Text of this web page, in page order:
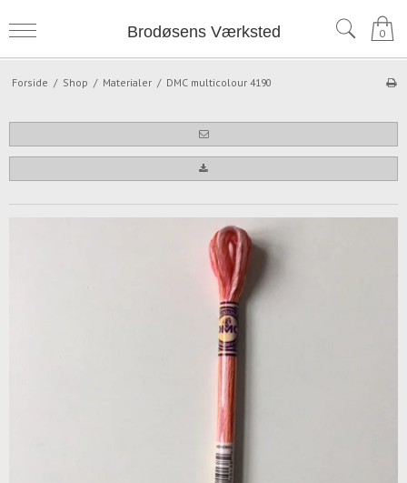
Brodøsens Værksted 0
Forside / Shop / Materialer / DMC multicolour 4190